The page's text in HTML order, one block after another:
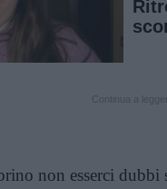
non esserci